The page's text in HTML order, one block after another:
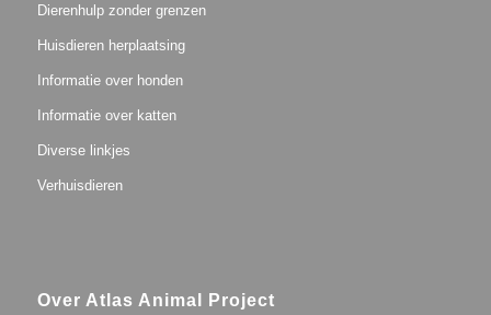
Dierenhulp zonder grenzen
Huisdieren herplaatsing
Informatie over honden
Informatie over katten
Diverse linkjes
Verhuisdieren
Over Atlas Animal Project